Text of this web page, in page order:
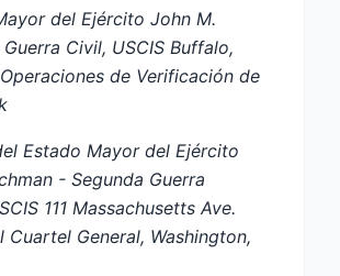
del Ejército John M.
Civil, USCIS Buffalo,
de Verificación de
Estado Mayor del Ejército
- Segunda Guerra
111 Massachusetts Ave.
Cuartel General, Washington,